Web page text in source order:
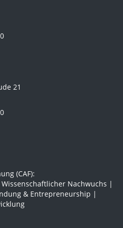
21
(CAF):
Nachwuchs |
& Entrepreneurship |